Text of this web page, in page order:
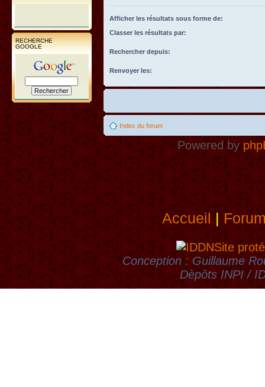
RECHERCHE
GOOGLE
Afficher les résultats sous forme de:
Classer les résultats par:
Rechercher depuis:
Renvoyer les:
Index du forum
Powered by
Accueil|
Site
Conception : Guillaume
Dèpôts INPI /